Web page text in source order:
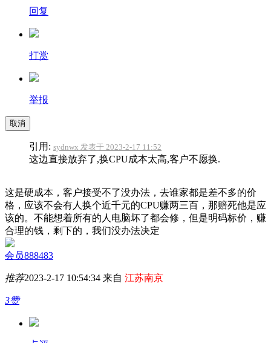
回复
打赏
举报
取消
引用: sydnwx 发表于 2023-2-17 11:52
这边直接放弃了,换CPU成本太高,客户不愿换.
这是硬成本，客户接受不了没办法，去谁家都是差不多的价
格，应该不会有人换个近千元的CPU赚两三百，那赔死他是应
该的。不能想着所有的人电脑坏了都会修，但是明码标价，赚
合理的钱，剩下的，我们没办法决定
会员888483
推荐2023-2-17 10:54:34 来自 江苏南京
3赞